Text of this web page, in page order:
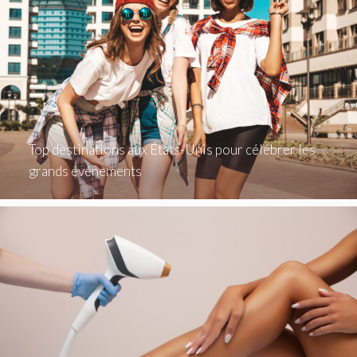
Top destinations aux États-Unis pour célébrer les
grands événements